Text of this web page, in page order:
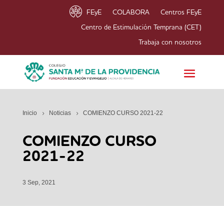
FEyE COLABORA Centros FEyE
Centro de Estimulación Temprana (CET)
Trabaja con nosotros
Inicio Noticias COMIENZO CURSO 2021-22
COMIENZO CURSO
2021-22
3 Sep, 2021